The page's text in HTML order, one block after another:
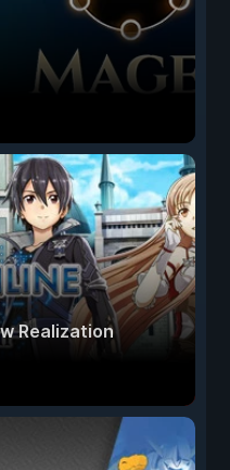
Realization